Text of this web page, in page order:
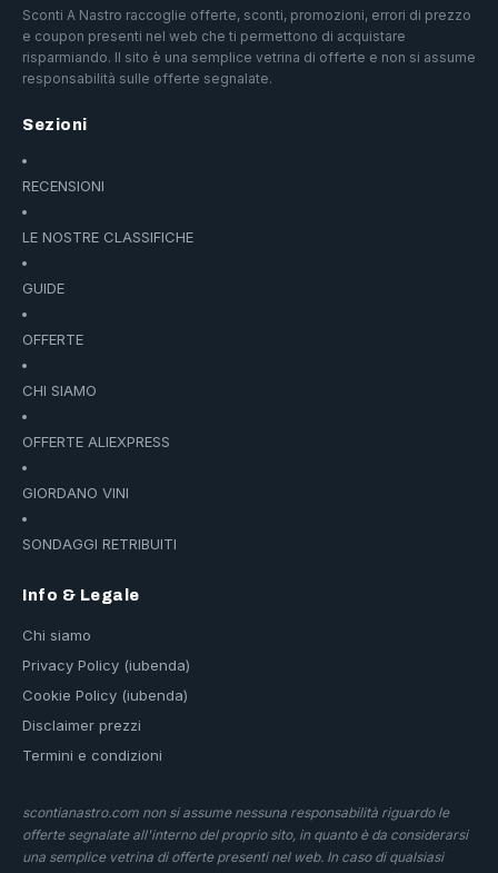
Sconti A Nastro raccoglie offerte, sconti, promozioni, errori di prezzo
e coupon presenti nel web che ti permettono di acquistare
risparmiando. Il sito è una semplice vetrina di offerte e non si assume
responsabilità sulle offerte segnalate.
Sezioni
RECENSIONI
LE NOSTRE CLASSIFICHE
GUIDE
OFFERTE
CHI SIAMO
OFFERTE ALIEXPRESS
GIORDANO VINI
SONDAGGI RETRIBUITI
Info & Legale
Chi siamo
Privacy Policy (iubenda)
Cookie Policy (iubenda)
Disclaimer prezzi
Termini e condizioni
scontianastro.com non si assume nessuna responsabilità riguardo le
offerte segnalate all'interno del proprio sito, in quanto è da considerarsi
una semplice vetrina di offerte presenti nel web. In caso di qualsiasi